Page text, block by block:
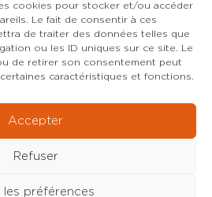
cookies pour stocker et/ou accéder
Le fait de consentir à ces
de traiter des données telles que
ou les ID uniques sur ce site. Le
de retirer son consentement peut
caractéristiques et fonctions.
Accepter
Refuser
les préférences